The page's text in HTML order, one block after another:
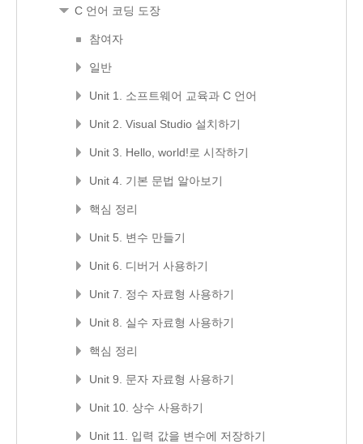
C 언어 코딩 도장
참여자
일반
Unit 1. 소프트웨어 교육과 C 언어
Unit 2. Visual Studio 설치하기
Unit 3. Hello, world!로 시작하기
Unit 4. 기본 문법 알아보기
핵심 정리
Unit 5. 변수 만들기
Unit 6. 디버거 사용하기
Unit 7. 정수 자료형 사용하기
Unit 8. 실수 자료형 사용하기
핵심 정리
Unit 9. 문자 자료형 사용하기
Unit 10. 상수 사용하기
Unit 11. 입력 값을 변수에 저장하기